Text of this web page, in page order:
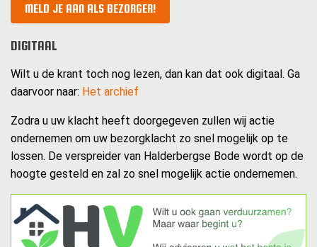
MELD JE AAN ALS BEZORGER!
DIGITAAL
Wilt u de krant toch nog lezen, dan kan dat ook digitaal. Ga
daarvoor naar: Het archief
Zodra u uw klacht heeft doorgegeven zullen wij actie
ondernemen om uw bezorgklacht zo snel mogelijk op te
lossen. De verspreider van Halderbergse Bode wordt op de
hoogte gesteld en zal zo snel mogelijk actie ondernemen.